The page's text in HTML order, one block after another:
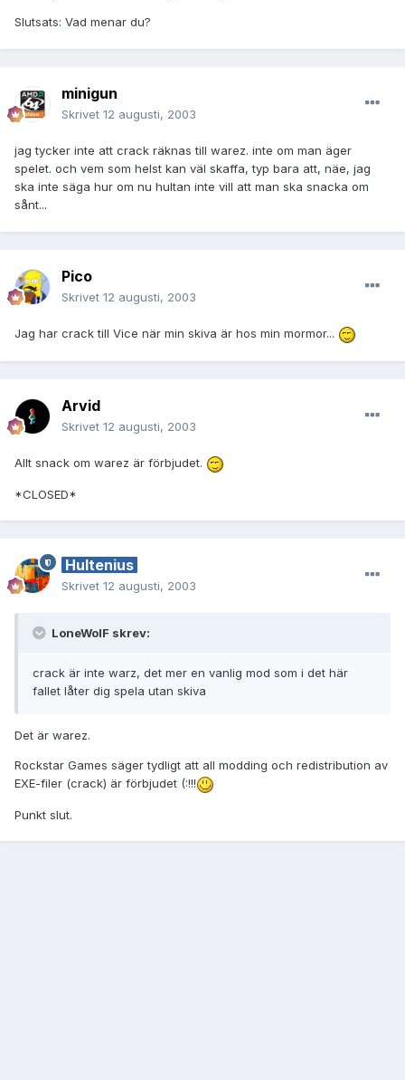
Slutsats: Vad menar du?
minigun
Skrivet 12 augusti, 2003
jag tycker inte att crack räknas till warez. inte om man äger
spelet. och vem som helst kan väl skaffa, typ bara att, näe, jag
ska inte säga hur om nu hultan inte vill att man ska snacka om
sånt...
Pico
Skrivet 12 augusti, 2003
Jag har crack till Vice när min skiva är hos min mormor...
Arvid
Skrivet 12 augusti, 2003
Allt snack om warez är förbjudet.
*CLOSED*
Hultenius
Skrivet 12 augusti, 2003
LoneWolF skrev:
crack är inte warz, det mer en vanlig mod som i det här
fallet låter dig spela utan skiva
Det är warez.
Rockstar Games säger tydligt att all modding och redistribution av
EXE-filer (crack) är förbjudet (:!!!
Punkt slut.